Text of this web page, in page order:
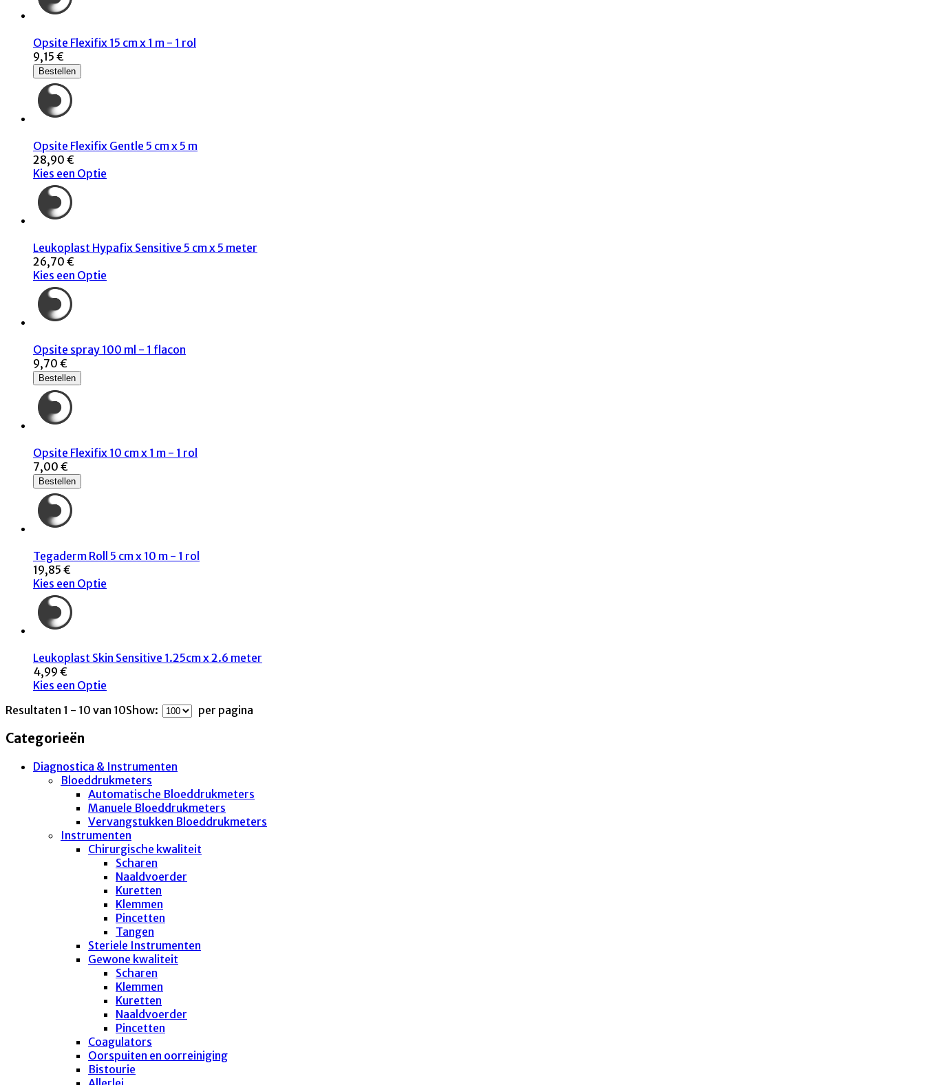
Opsite Flexifix 15 cm x 1 m - 1 rol
9,15 €
Bestellen
Opsite Flexifix Gentle 5 cm x 5 m
28,90 €
Kies een Optie
Leukoplast Hypafix Sensitive 5 cm x 5 meter
26,70 €
Kies een Optie
Opsite spray 100 ml - 1 flacon
9,70 €
Bestellen
Opsite Flexifix 10 cm x 1 m - 1 rol
7,00 €
Bestellen
Tegaderm Roll 5 cm x 10 m - 1 rol
19,85 €
Kies een Optie
Leukoplast Skin Sensitive 1.25cm x 2.6 meter
4,99 €
Kies een Optie
Resultaten 1 - 10 van 10Show: per pagina
Categorieën
Diagnostica & Instrumenten
Bloeddrukmeters
Automatische Bloeddrukmeters
Manuele Bloeddrukmeters
Vervangstukken Bloeddrukmeters
Instrumenten
Chirurgische kwaliteit
Scharen
Naaldvoerder
Kuretten
Klemmen
Pincetten
Tangen
Steriele Instrumenten
Gewone kwaliteit
Scharen
Klemmen
Kuretten
Naaldvoerder
Pincetten
Coagulators
Oorspuiten en oorreiniging
Bistourie